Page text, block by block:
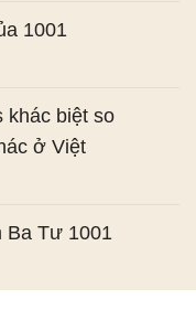
1001
khác biệt so
ở Việt
Ba Tư 1001